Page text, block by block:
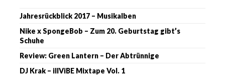
Jahresrückblick 2017 – Musikalben
Nike x SpongeBob – Zum 20. Geburtstag gibt’s
Schuhe
Review: Green Lantern – Der Abtrünnige
DJ Krak – illViBE Mixtape Vol. 1